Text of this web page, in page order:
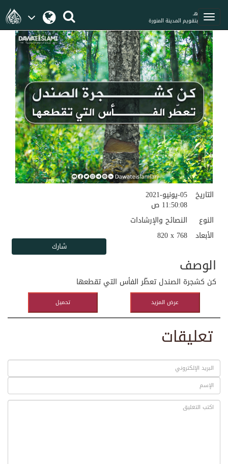
هـ
بتقويم المدينة المنورة
05-يونيو-2021
11:50:08 ص
التاريخ
النصائح والإرشادات
النوع
820 x 768 الأبعاد
الوصف
كن كشجرة الصندل تعطّر الفأس التي تقطعها
تحميل عرض المزيد
تعليقات